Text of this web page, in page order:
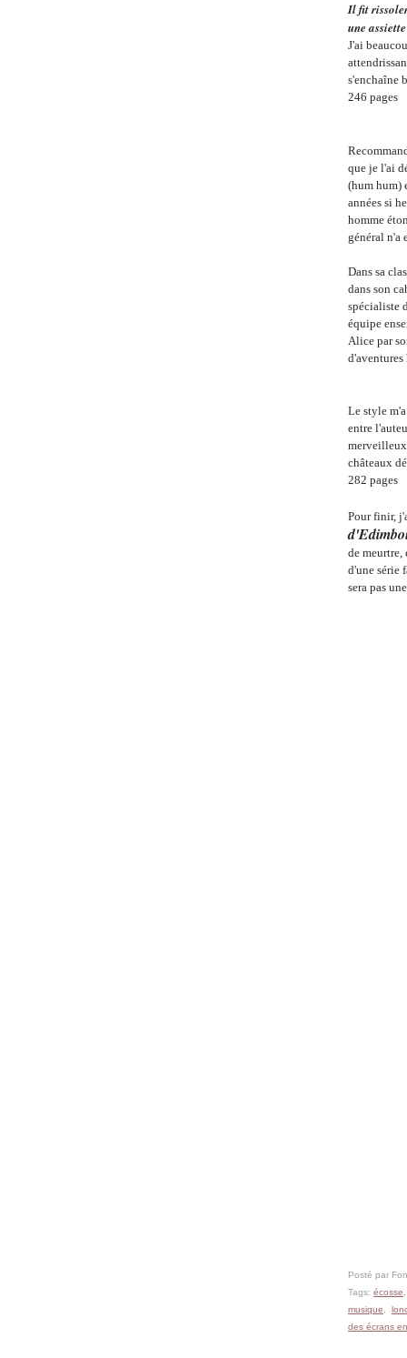
Il fit
une
J'ai
s'enchaîne
246 pages
que je l'ai
(hum hum)
années si
homme
général n'a
Dans sa
dans son
spécialiste
équipe
Alice par
d'aventures
Le style
entre
merveilleux
châteaux
282 pages
Pour finir,
de
d'une série
sera pas
Posté par
Tags: écosse
musique
des écrans